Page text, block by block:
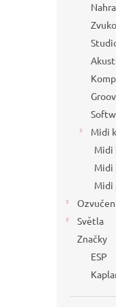
Midi
Midi
Midi
Midi
Světla
Značky
ESP